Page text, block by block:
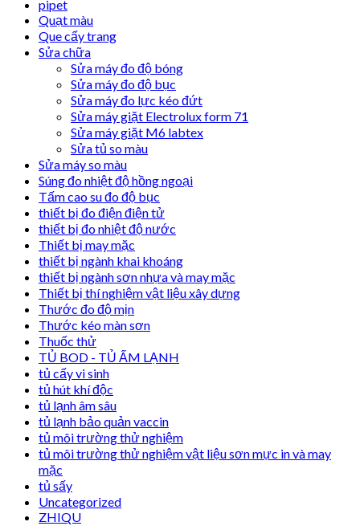
pipet
Quạt màu
Que cấy trang
Sửa chữa
Sửa máy đo độ bóng
Sửa máy đo độ bục
Sửa máy đo lực kéo đứt
Sửa máy giặt Electrolux form 71
Sửa máy giặt M6 labtex
Sửa tủ so màu
Sửa máy so màu
Súng đo nhiệt độ hồng ngoại
Tấm cao su đo độ bục
thiết bị đo điện điện tử
thiết bị đo nhiệt độ nước
Thiết bị may mặc
thiết bị ngành khai khoáng
thiết bị ngành sơn nhựa và may mặc
Thiết bị thí nghiệm vật liệu xây dựng
Thước đo độ mịn
Thước kéo màn sơn
Thuốc thử
TỦ BOD - TỦ ẤM LẠNH
tủ cấy vi sinh
tủ hút khí độc
tủ lạnh âm sâu
tủ lạnh bảo quản vaccin
tủ môi trường thử nghiệm
tủ môi trường thử nghiệm vật liệu sơn mực in và may
mặc
tủ sấy
Uncategorized
ZHIQU